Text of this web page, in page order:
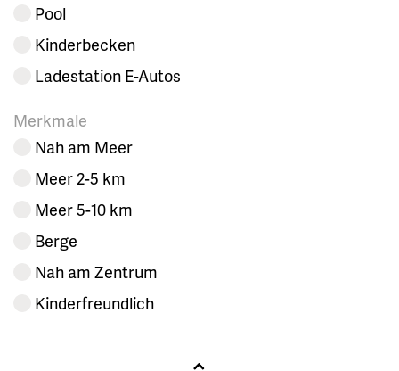
Pool
Kinderbecken
Ladestation E-Autos
Merkmale
Nah am Meer
Meer 2-5 km
Meer 5-10 km
Berge
Nah am Zentrum
Kinderfreundlich